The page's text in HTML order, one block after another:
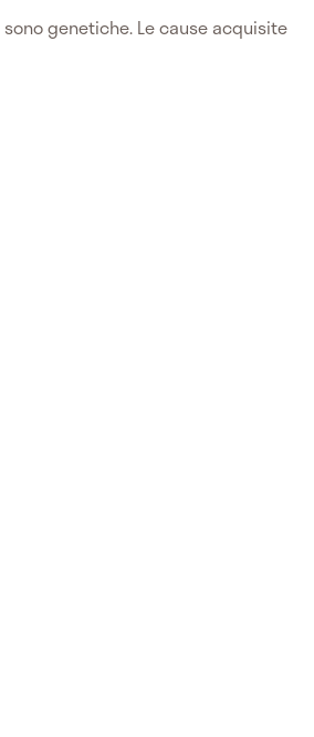
sono genetiche. Le cause acquisite